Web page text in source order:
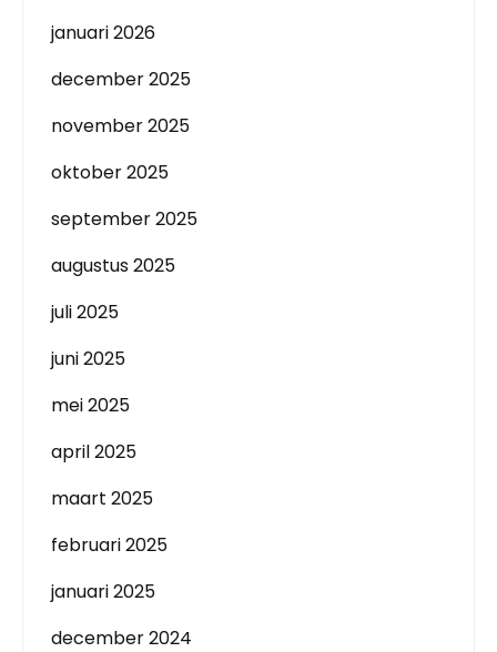
januari 2026
december 2025
november 2025
oktober 2025
september 2025
augustus 2025
juli 2025
juni 2025
mei 2025
april 2025
maart 2025
februari 2025
januari 2025
december 2024